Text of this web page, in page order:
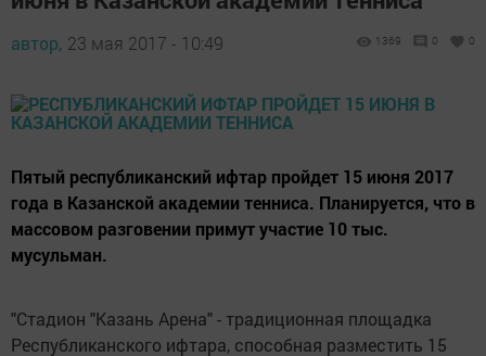
автор, 23 мая 2017 - 10:49 1369 0 0
Пятый республиканский ифтар пройдет 15 июня 2017
года в Казанской академии тенниса. Планируется, что в
массовом разговении примут участие 10 тыс.
мусульман.
"Стадион "Казань Арена" - традиционная площадка
Республиканского ифтара, способная разместить 15